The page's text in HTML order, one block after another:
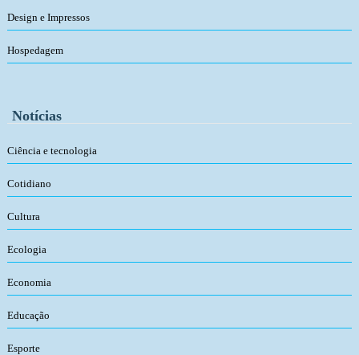
Design e Impressos
Hospedagem
Notícias
Ciência e tecnologia
Cotidiano
Cultura
Ecologia
Economia
Educação
Esporte